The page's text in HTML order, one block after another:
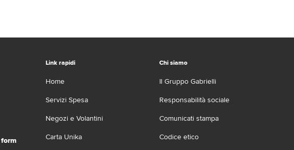
form
Link rapidi
Home
Servizi Spesa
Negozi e Volantini
Carta Unika
Chi siamo
Il Gruppo Gabrielli
Responsabilità sociale
Comunicati stampa
Codice etico